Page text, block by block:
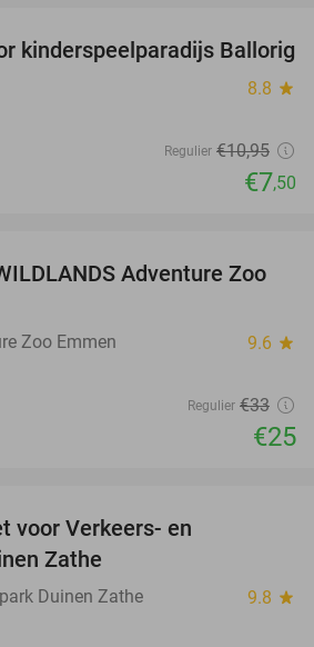
32%
kinderspeelparadijs Ballorig
8.8 star
Regulier €10,95
€7,50
24%
Adventure Zoo
Zoo Emmen 9.6 star
Regulier €33
€25
voor Verkeers- en
Zathe
Duinen Zathe 9.8 star